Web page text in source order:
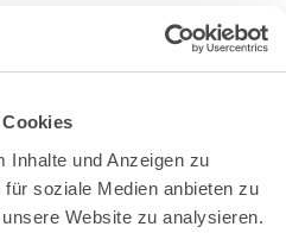
Inhalte und Anzeigen zu
soziale Medien anbieten zu
Website zu analysieren.